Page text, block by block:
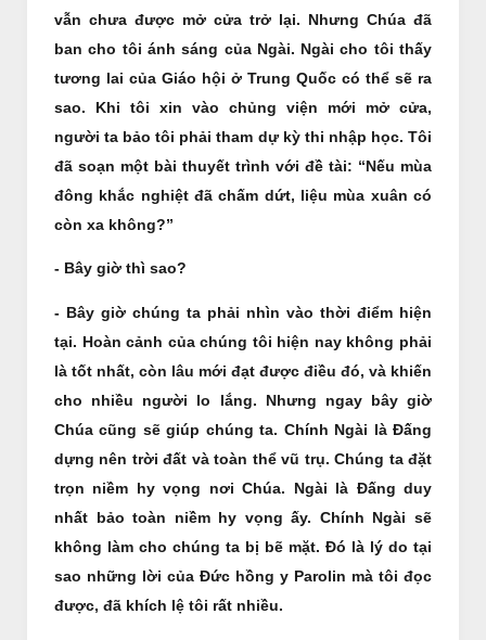
vẫn chưa được mở cửa trở lại. Nhưng Chúa đã
ban cho tôi ánh sáng của Ngài. Ngài cho tôi thấy
tương lai của Giáo hội ở Trung Quốc có thể sẽ ra
sao. Khi tôi xin vào chủng viện mới mở cửa,
người ta bảo tôi phải tham dự kỳ thi nhập học. Tôi
đã soạn một bài thuyết trình với đề tài: “Nếu mùa
đông khắc nghiệt đã chấm dứt, liệu mùa xuân có
còn xa không?”
- Bây giờ thì sao?
- Bây giờ chúng ta phải nhìn vào thời điểm hiện
tại. Hoàn cảnh của chúng tôi hiện nay không phải
là tốt nhất, còn lâu mới đạt được điều đó, và khiến
cho nhiều người lo lắng. Nhưng ngay bây giờ
Chúa cũng sẽ giúp chúng ta. Chính Ngài là Ðấng
dựng nên trời đất và toàn thể vũ trụ. Chúng ta đặt
trọn niềm hy vọng nơi Chúa. Ngài là Đấng duy
nhất bảo toàn niềm hy vọng ấy. Chính Ngài sẽ
không làm cho chúng ta bị bẽ mặt. Đó là lý do tại
sao những lời của Đức hồng y Parolin mà tôi đọc
được, đã khích lệ tôi rất nhiều.